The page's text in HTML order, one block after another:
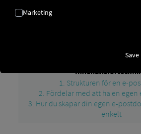
1. Strukturen för en e-
2. Fördelar med att ha en
3. Hur du skapar din egen e-
enkelt
Marketing
Save